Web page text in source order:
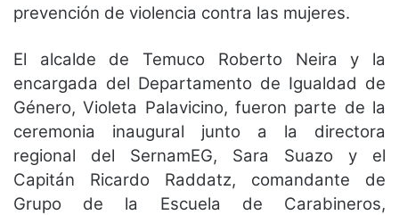
prevención de violencia contra las mujeres.
El alcalde de Temuco Roberto Neira y la
encargada del Departamento de Igualdad de
Género, Violeta Palavicino, fueron parte de la
ceremonia inaugural junto a la directora
regional del SernamEG, Sara Suazo y el
Capitán Ricardo Raddatz, comandante de
Grupo de la Escuela de Carabineros,